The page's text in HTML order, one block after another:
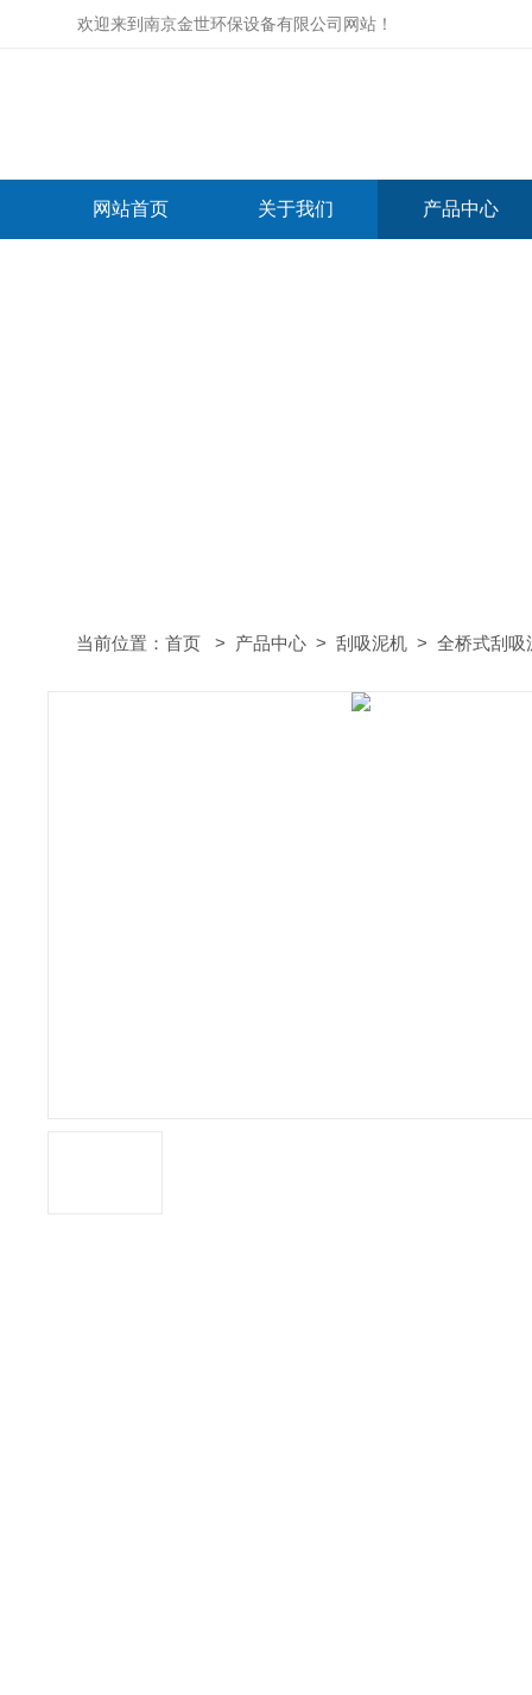
欢迎来到 南京金世环保设备有限公司网站 ！
网站首页 关于我们 产品中心
当前位置： 首页 > 产品中心 > 刮吸泥机 > 全桥式刮吸